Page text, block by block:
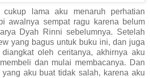
cukup lama aku menaruh perhatian
awalnya sempat ragu karena belum
Dyah Rinni sebelumnya. Setelah
yang bagus untuk buku ini, dan juga
oleh ceritanya, akhirnya aku
dan mulai membacanya. Dan
aku buat tidak salah, karena aku